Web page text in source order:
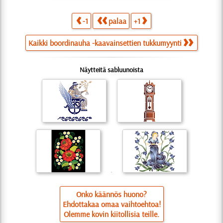
-1 palaa +1
Kaikki boordinauha -kaavainsettien tukkumyynti
Näytteitä sabluunoista
Onko käännös huono?
Ehdottakaa omaa vaihtoehtoa!
Olemme kovin kiitollisia teille.